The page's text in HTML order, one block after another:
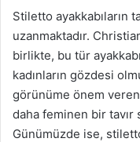
Stiletto ayakkabıların
uzanmaktadır.
birlikte, bu tür
kadınların gözdesi
görünüme önem veren
daha feminen bir tavır
Günümüzde ise,